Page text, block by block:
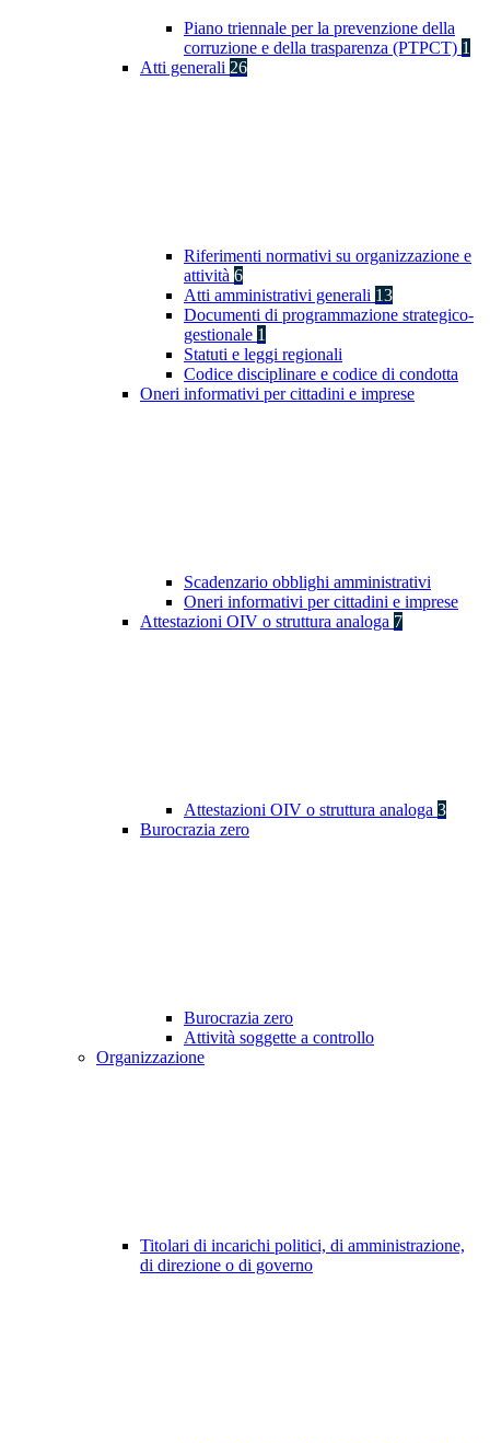
Piano triennale per la prevenzione della
corruzione e della trasparenza (PTPCT) 1
Atti generali 26
Riferimenti normativi su organizzazione e
attività 6
Atti amministrativi generali 13
Documenti di programmazione strategico-
gestionale 1
Statuti e leggi regionali
Codice disciplinare e codice di condotta
Oneri informativi per cittadini e imprese
Scadenzario obblighi amministrativi
Oneri informativi per cittadini e imprese
Attestazioni OIV o struttura analoga 7
Attestazioni OIV o struttura analoga 3
Burocrazia zero
Burocrazia zero
Attività soggette a controllo
Organizzazione
Titolari di incarichi politici, di amministrazione,
di direzione o di governo